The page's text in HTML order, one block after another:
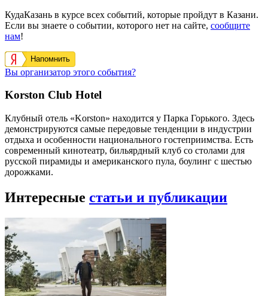
КудаКазань в курсе всех событий, которые пройдут в Казани.
Если вы знаете о событии, которого нет на сайте, сообщите
нам!
Напомнить
Вы организатор этого события?
Korston Club Hotel
Клубный отель «Korston» находится у Парка Горького. Здесь
демонстрируются самые передовые тенденции в индустрии
отдыха и особенности национального гостеприимства. Есть
современный кинотеатр, бильярдный клуб со столами для
русской пирамиды и американского пула, боулинг с шестью
дорожками.
Интересные статьи и публикации